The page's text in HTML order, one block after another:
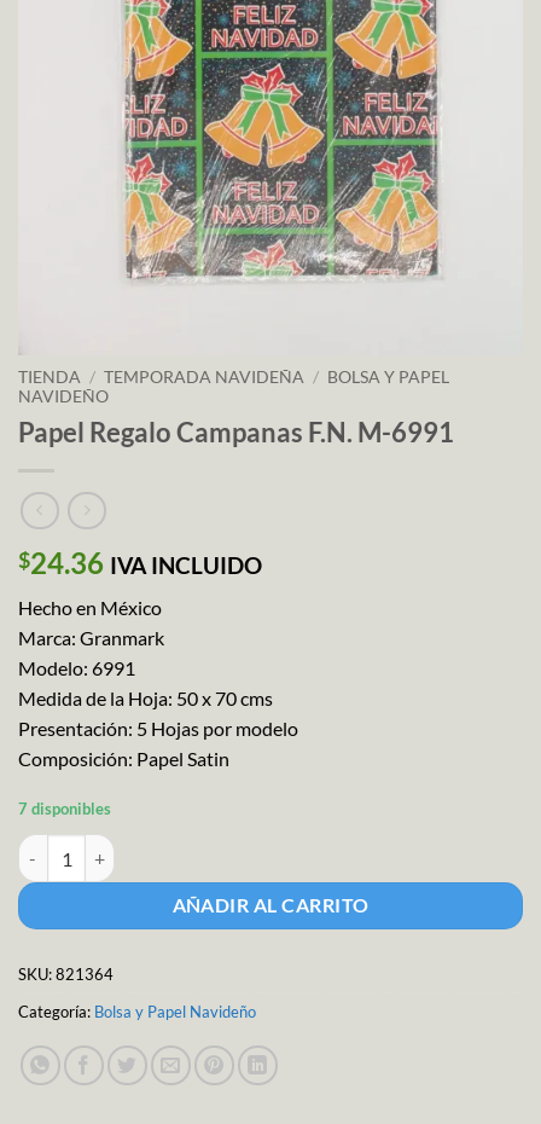
TIENDA / TEMPORADA NAVIDEÑA / BOLSA Y PAPEL
NAVIDEÑO
Papel Regalo Campanas F.N. M-6991
$24.36 IVA INCLUIDO
Hecho en México
Marca: Granmark
Modelo: 6991
Medida de la Hoja: 50 x 70 cms
Presentación: 5 Hojas por modelo
Composición: Papel Satin
7 disponibles
Papel Regalo Campanas F.N. M-6991 cantidad
AÑADIR AL CARRITO
SKU:821364
Categoría: Bolsa y Papel Navideño